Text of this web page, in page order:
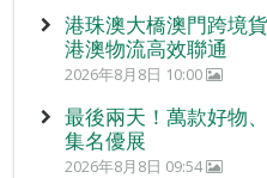
港珠澳大橋澳門跨境
港澳物流高效聯通
2026年8月8日 10:00
最後兩天！萬款好物
集名優展
2026年8月8日 09:54